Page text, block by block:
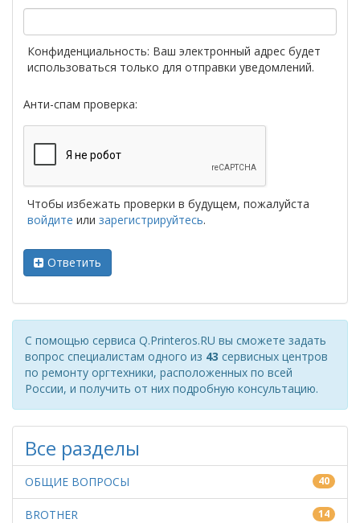
Конфиденциальность: Ваш электронный адрес будет
использоваться только для отправки уведомлений.
Анти-спам проверка:
Чтобы избежать проверки в будущем, пожалуйста
войдите или зарегистрируйтесь.
Ответить
С помощью сервиса Q.Printeros.RU вы сможете задать
вопрос специалистам одного из 43 сервисных центров
по ремонту оргтехники, расположенных по всей
России, и получить от них подробную консультацию.
Все разделы
ОБЩИЕ ВОПРОСЫ 40
BROTHER 14